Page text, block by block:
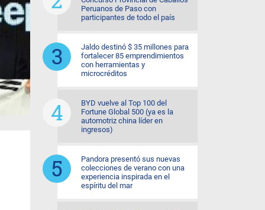
Peruanos de Paso con
participantes de todo el país
Jaldo destinó $ 35 millones para
fortalecer 85 emprendimientos
con herramientas y
microcréditos
BYD vuelve al Top 100 del
Fortune Global 500 (ya es la
automotriz china líder en
ingresos)
Pandora presentó sus nuevas
colecciones de verano con una
experiencia inspirada en el
espíritu del mar